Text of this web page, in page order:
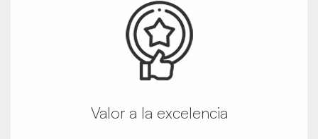
Valor a la excelencia